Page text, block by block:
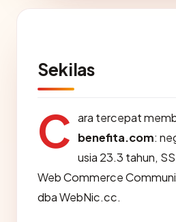
Sekilas
C ara tercepat
benefita.com:
usia 23.3 tahun,
Web Commerce
dba WebNic.cc.